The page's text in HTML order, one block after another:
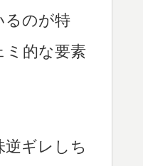
るのが特
的な要素
ギレしち